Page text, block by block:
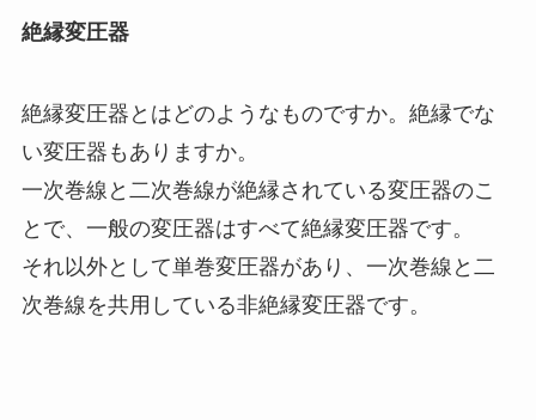
絶縁変圧器
絶縁変圧器とはどのようなものですか。絶縁でな
い変圧器もありますか。
一次巻線と二次巻線が絶縁されている変圧器のこ
とで、一般の変圧器はすべて絶縁変圧器です。
それ以外として単巻変圧器があり、一次巻線と二
次巻線を共用している非絶縁変圧器です。